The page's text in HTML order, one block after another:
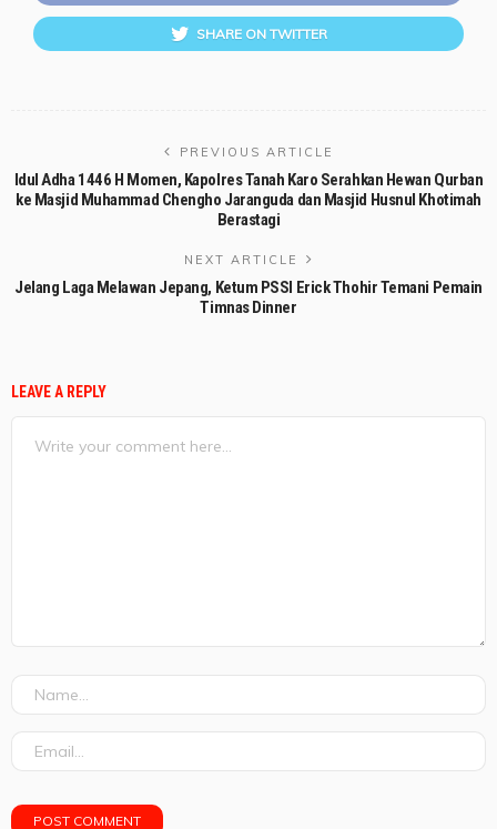
SHARE ON TWITTER
PREVIOUS ARTICLE
Idul Adha 1446 H Momen, Kapolres Tanah Karo Serahkan Hewan Qurban
ke Masjid Muhammad Chengho Jaranguda dan Masjid Husnul Khotimah
Berastagi
NEXT ARTICLE
Jelang Laga Melawan Jepang, Ketum PSSI Erick Thohir Temani Pemain
Timnas Dinner
LEAVE A REPLY